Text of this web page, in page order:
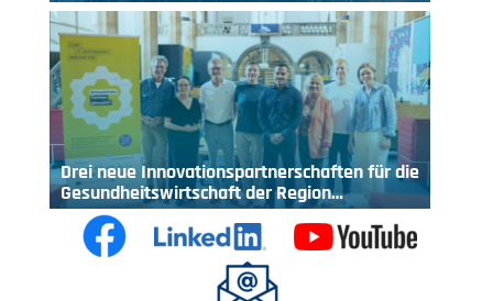
Drei neue Innovationspartnerschaften für die
Gesundheitswirtschaft der Region…